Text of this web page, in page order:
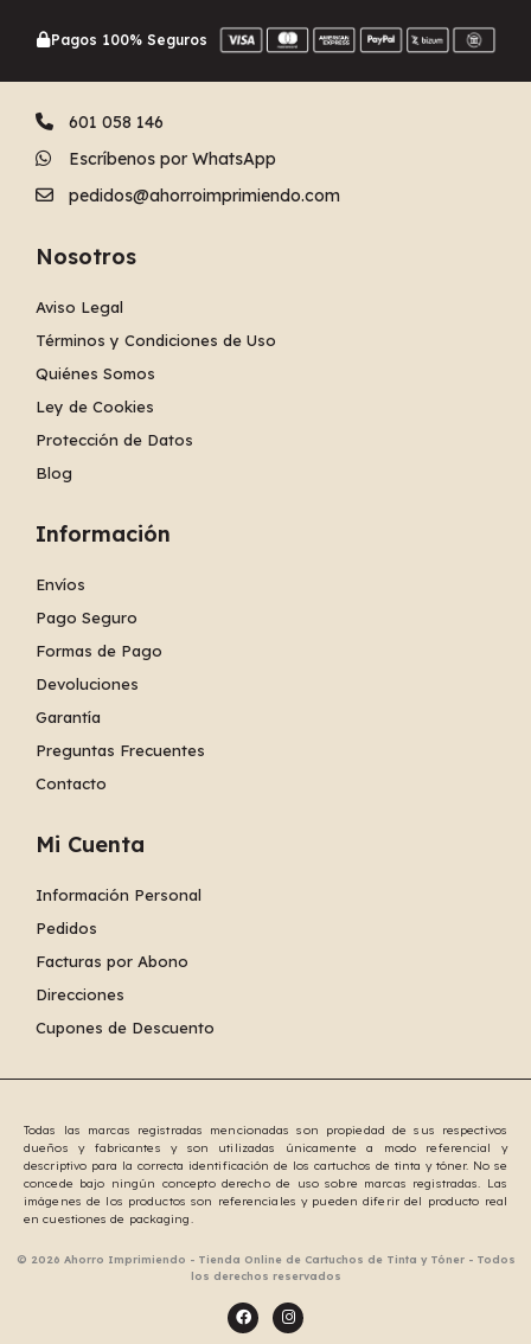
Pagos 100% Seguros
601 058 146
Escríbenos por WhatsApp
pedidos@ahorroimprimiendo.com
Nosotros
Aviso Legal
Términos y Condiciones de Uso
Quiénes Somos
Ley de Cookies
Protección de Datos
Blog
Información
Envíos
Pago Seguro
Formas de Pago
Devoluciones
Garantía
Preguntas Frecuentes
Contacto
Mi Cuenta
Información Personal
Pedidos
Facturas por Abono
Direcciones
Cupones de Descuento
Todas las marcas registradas mencionadas son propiedad de sus respectivos
dueños y fabricantes y son utilizadas únicamente a modo referencial y
descriptivo para la correcta identificación de los cartuchos de tinta y tóner. No se
concede bajo ningún concepto derecho de uso sobre marcas registradas. Las
imágenes de los productos son referenciales y pueden diferir del producto real
en cuestiones de packaging.
© 2026 Ahorro Imprimiendo - Tienda Online de Cartuchos de Tinta y Tóner - Todos
los derechos reservados